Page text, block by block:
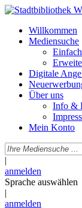
Willkommen
Mediensuche
Digitale
Über uns
Info &
Mein Konto
|
anmelden
Sprache auswählen
|
anmelden